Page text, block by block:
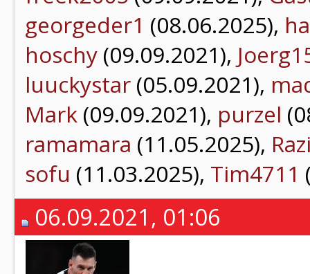
georgeder1 (08.06.2025),
hoschy (09.09.2021),
luuckystar (05.09.2021),
Mark (09.09.2021), purzel
ramamara (11.05.2025),
sofu (11.03.2025), Tim4711
06.09.2021, 01:06